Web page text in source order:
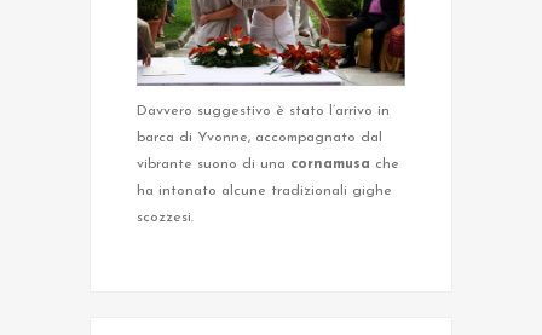
Davvero suggestivo è stato l’arrivo in
barca di Yvonne, accompagnato dal
vibrante suono di una cornamusa che
ha intonato alcune tradizionali gighe
scozzesi.